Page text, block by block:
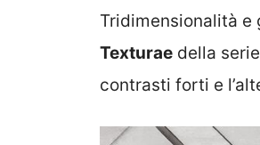
Tridimensionalità e
Texturae della serie
contrasti forti e